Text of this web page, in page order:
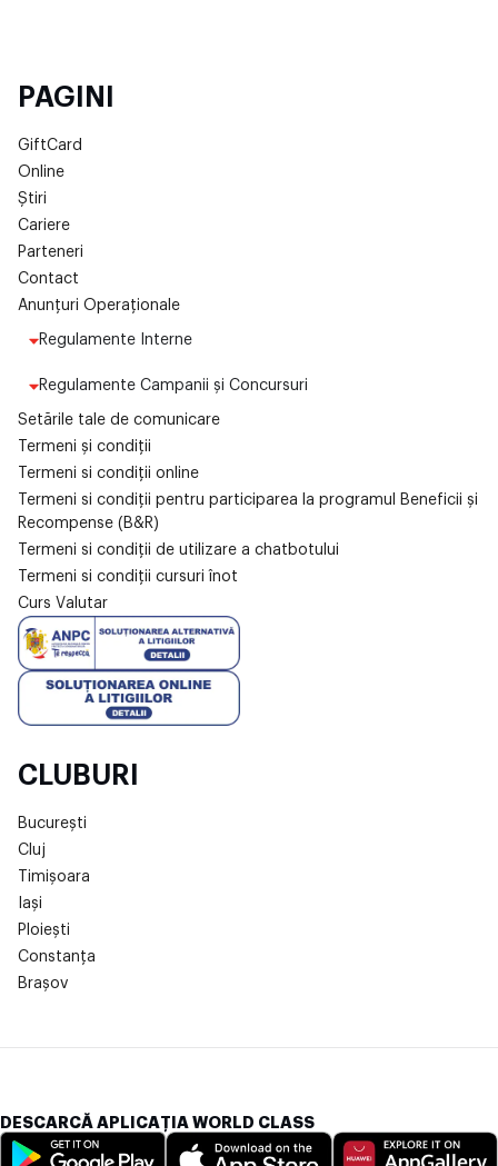
PAGINI
GiftCard
Online
Știri
Cariere
Parteneri
Contact
Anunțuri Operaționale
Regulamente Interne
Regulamente Campanii și Concursuri
Setările tale de comunicare
Termeni și condiții
Termeni si condiții online
Termeni si condiții pentru participarea la programul Beneficii și
Recompense (B&R)
Termeni si condiții de utilizare a chatbotului
Termeni si condiții cursuri înot
Curs Valutar
CLUBURI
București
Cluj
Timișoara
Iași
Ploiești
Constanța
Brașov
DESCARCĂ APLICAȚIA WORLD CLASS